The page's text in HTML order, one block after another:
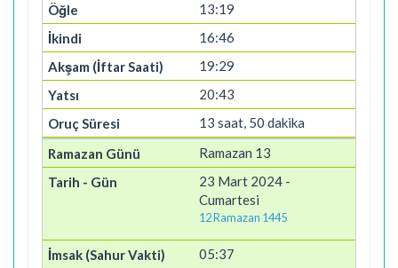
13:19
16:46
19:29
20:43
13 saat, 50 dakika
Ramazan 13
23 Mart 2024 -
Cumartesi
12 Ramazan 1445
05:37